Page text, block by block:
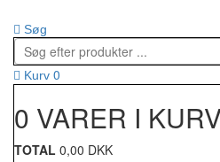
Søg
Kurv 0
0 VARER I
TOTAL 0,00 DKK